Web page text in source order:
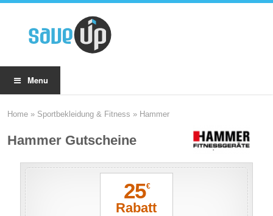
Menu
Home » Sportbekleidung & Fitness » Hammer
Hammer Gutscheine
25€
Rabatt